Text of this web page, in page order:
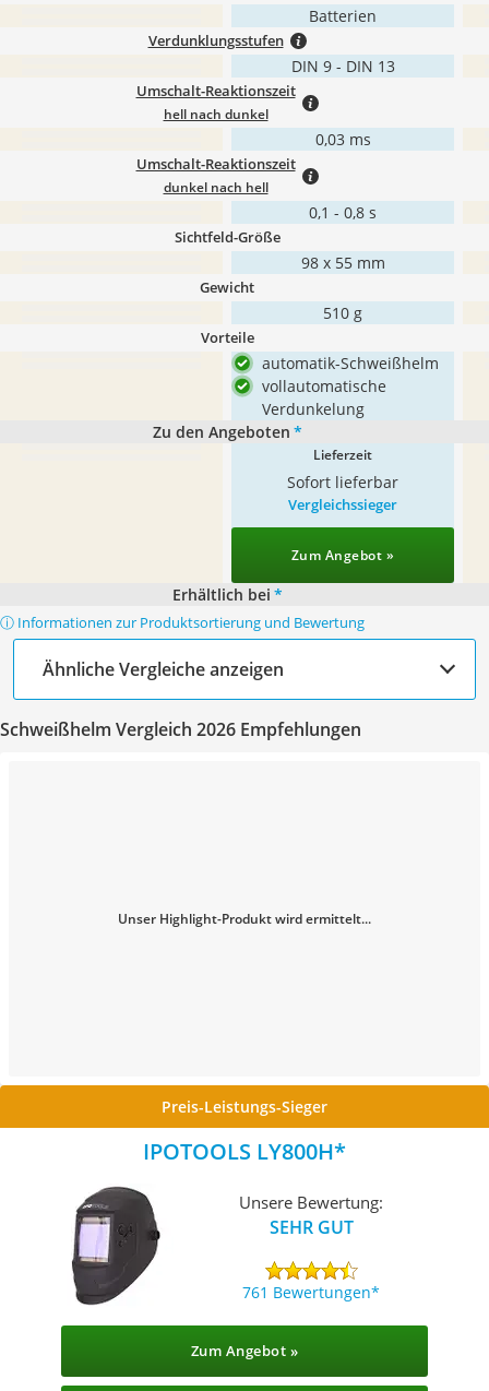
Batterien
Verdunklungsstufen
DIN 9 - DIN 13
Umschalt-Reaktionszeit
hell nach dunkel
0,03 ms
Umschalt-Reaktionszeit
dunkel nach hell
0,1 - 0,8 s
Sichtfeld-Größe
98 x 55 mm
Gewicht
510 g
Vorteile
automatik-Schweißhelm
vollautomatische
Verdunkelung
Zu den Angeboten *
Lieferzeit
Sofort lieferbar
Vergleichssieger
Zum Angebot »
Erhältlich bei *
ⓘ Informationen zur Produktsortierung und Bewertung
Ähnliche Vergleiche anzeigen
Schweißhelm Vergleich 2026 Empfehlungen
Unser Highlight-Produkt wird ermittelt...
Preis-Leistungs-Sieger
IPOTOOLS LY800H
Unsere Bewertung:
SEHR GUT
761 Bewertungen
Zum Angebot »